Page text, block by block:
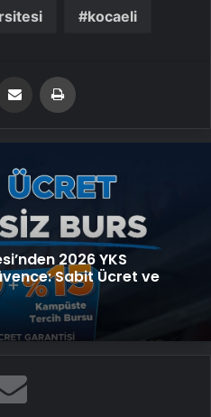
kocaeli
Email'den paylaş
2026 YKS
Sabit Ücret ve